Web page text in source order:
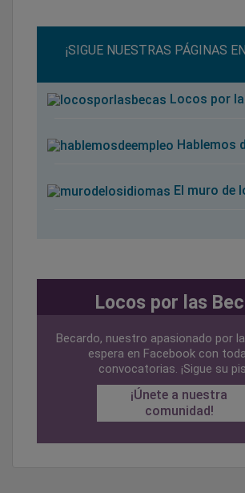
¡SIGUE NUESTRAS PÁGINAS
Locos por
Hablemos
El muro de
Locos por las
Becardo, nuestro apasionado por
espera en Facebook con
convocatorias. ¡Sigue su
¡Únete a nuestra
comunidad!